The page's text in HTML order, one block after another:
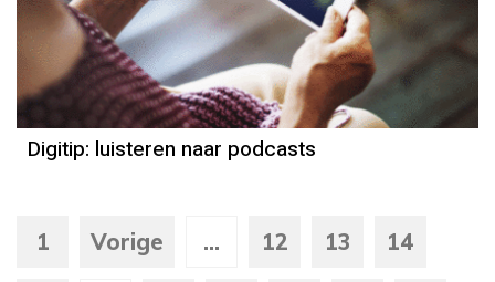
Digitip: luisteren naar podcasts
1 Vorige ... 12 13 14